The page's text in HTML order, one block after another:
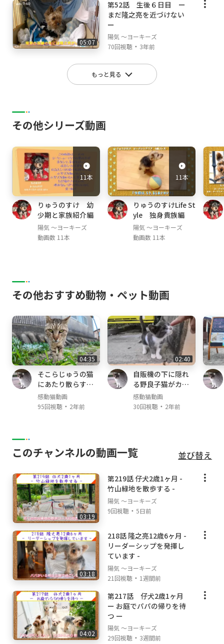
05:07
第52話 生後６日目 ー
まだ隆之亮を近づけない
ー
陽気 ～ヨーキーズ
70回視聴 ・ 3年前
もっと見る
その他シリーズ動画
11本
りゅうのすけ 幼
少期と家族紹介編
陽気 ～ヨーキーズ
動画数 11本
11本
りゅうのすけLife St
yle 独身貴族編
陽気 ～ヨーキーズ
動画数 11本
その他おすすめ動物・ペット動画
04:35
そこらじゅうの猫
にあたり散らすヤ
クザ猫
感動猫動画
95回視聴・ 2年前
02:40
自販機の下に隠れ
る野良子猫がカワ
イイ
感動猫動画
30回視聴・ 2年前
このチャンネルの動画一覧 並び替え
03:19
第219話 仔犬2歳1ヶ月 -
竹山緑地を散歩する -
陽気 ～ヨーキーズ
9回視聴 ・5日前
03:18
218話 隆之亮12歳6ヶ月 -
リーダーシップを発揮し
ています -
陽気 ～ヨーキーズ
21回視聴 ・ 1週間前
04:02
第217話 仔犬2歳1ヶ月
ー お庭でパパの帰りを待
つ ー
陽気 ～ヨーキーズ
29回視聴 ・ 3週間前